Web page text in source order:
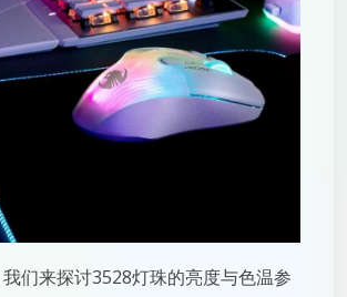
们来探讨3528灯珠的亮度与色温参